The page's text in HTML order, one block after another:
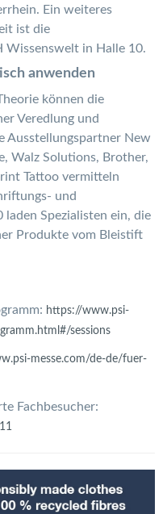
Ein weiteres
ist die
Wissenswelt in Halle 10.
anwenden
können die
Veredlung und
Ausstellungspartner New
Walz Solutions, Brother,
Tattoo vermitteln
und
Spezialisten ein, die
Produkte vom Bleistift
https://www.psi-
sessions
messe.com/de-de/fuer-
Fachbesucher: